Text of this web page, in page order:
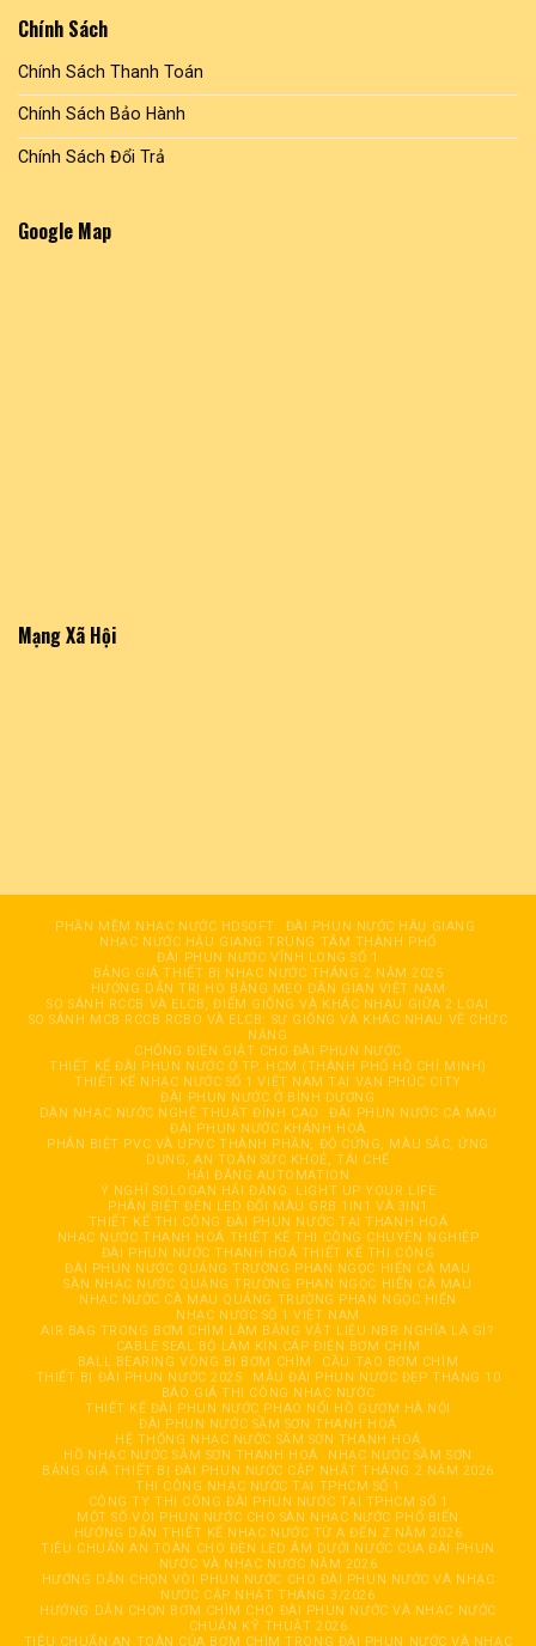
Chính Sách
Chính Sách Thanh Toán
Chính Sách Bảo Hành
Chính Sách Đổi Trả
Google Map
Mạng Xã Hội
PHẦN MỀM NHẠC NƯỚC HDSOFT
ĐÀI PHUN NƯỚC HÂỤ GIANG
NHẠC NƯỚC HẬU GIANG TRUNG TÂM THÀNH PHỐ
ĐÀI PHUN NƯỚC VĨNH LONG SỐ 1
BẢNG GIÁ THIẾT BỊ NHẠC NƯỚC THÁNG 2 NĂM 2025
HƯỚNG DẪN TRỊ HO BẰNG MẸO DÂN GIAN VIỆT NAM
SO SÁNH RCCB VÀ ELCB, ĐIỂM GIỐNG VÀ KHÁC NHAU GIỮA 2 LOẠI
SO SÁNH MCB RCCB RCBO VÀ ELCB: SỰ GIỐNG VÀ KHÁC NHAU VỀ CHỨC
NĂNG
CHỐNG ĐIỆN GIẬT CHO ĐÀI PHUN NƯỚC
THIẾT KẾ ĐÀI PHUN NƯỚC Ở TP. HCM (THÀNH PHỐ HỒ CHÍ MINH)
THIẾT KẾ NHẠC NƯỚC SỐ 1 VIỆT NAM TẠI VẠN PHÚC CITY
ĐÀI PHUN NƯỚC Ở BÌNH DƯƠNG
DÀN NHẠC NƯỚC NGHỆ THUẬT ĐỈNH CAO
ĐÀI PHUN NƯỚC CÀ MAU
ĐÀI PHUN NƯỚC KHÁNH HOÀ
PHÂN BIỆT PVC VÀ UPVC THÀNH PHẦN, ĐỘ CỨNG, MÀU SẮC, ỨNG
DỤNG, AN TOÀN SỨC KHOẺ, TÁI CHẾ
HẢI ĐĂNG AUTOMATION
Ý NGHĨ SOLOGAN HẢI ĐĂNG: LIGHT UP YOUR LIFE
PHÂN BIỆT ĐÈN LED ĐỔI MÀU GRB 1IN1 VÀ 3IN1
THIẾT KẾ THI CÔNG ĐÀI PHUN NƯỚC TẠI THANH HOÁ
NHẠC NƯỚC THANH HOÁ THIẾT KẾ THI CÔNG CHUYÊN NGHIỆP
ĐÀI PHUN NƯỚC THANH HOÁ THIẾT KẾ THI CÔNG
ĐÀI PHUN NƯỚC QUẢNG TRƯỜNG PHAN NGỌC HIỂN CÀ MAU
SÀN NHẠC NƯỚC QUẢNG TRƯỜNG PHAN NGỌC HIỂN CÀ MAU
NHẠC NƯỚC CÀ MAU QUẢNG TRƯỜNG PHAN NGỌC HIỂN
NHẠC NƯỚC SỐ 1 VIỆT NAM
AIR BAG TRONG BƠM CHÌM LÀM BẰNG VẬT LIỆU NBR NGHĨA LÀ GÌ?
CABLE SEAL BỘ LÀM KÍN CÁP ĐIỆN BƠM CHÌM
BALL BEARING VÒNG BI BƠM CHÌM
CẦU TẠO BƠM CHÌM
THIẾT BỊ ĐÀI PHUN NƯỚC 2025
MẪU ĐÀI PHUN NƯỚC ĐẸP THÁNG 10
BÁO GIÁ THI CÔNG NHẠC NƯỚC
THIẾT KẾ ĐÀI PHUN NƯỚC PHAO NỔI HỒ GƯƠM HÀ NỘI
ĐÀI PHUN NƯỚC SẦM SƠN THANH HOÁ
HỆ THỐNG NHẠC NƯỚC SẦM SƠN THANH HOÁ
HỒ NHẠC NƯỚC SẦM SƠN THANH HOÁ
NHẠC NƯỚC SẦM SƠN
BẢNG GIÁ THIẾT BỊ ĐÀI PHUN NƯỚC CẬP NHẬT THÁNG 2 NĂM 2026
THI CÔNG NHẠC NƯỚC TẠI TPHCM SỐ 1
CÔNG TY THI CÔNG ĐÀI PHUN NƯỚC TẠI TPHCM SỐ 1
MỘT SỐ VÒI PHUN NƯỚC CHO SÀN NHẠC NƯỚC PHỔ BIẾN
HƯỚNG DẪN THIẾT KẾ NHẠC NƯỚC TỪ A ĐẾN Z NĂM 2026
TIÊU CHUẨN AN TOÀN CHO ĐÈN LED ÂM DƯỚI NƯỚC CỦA ĐÀI PHUN
NƯỚC VÀ NHẠC NƯỚC NĂM 2026
HƯỚNG DẪN CHỌN VÒI PHUN NƯỚC CHO ĐÀI PHUN NƯỚC VÀ NHẠC
NƯỚC CẬP NHẬT THÁNG 3/2026
HƯỚNG DẪN CHỌN BƠM CHÌM CHO ĐÀI PHUN NƯỚC VÀ NHẠC NƯỚC
CHUẨN KỸ THUẬT 2026
TIÊU CHUẨN AN TOÀN CỦA BƠM CHÌM TRONG ĐÀI PHUN NƯỚC VÀ NHẠC